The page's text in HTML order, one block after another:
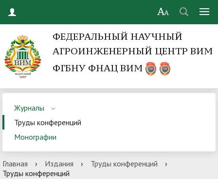
ФЕДЕРАЛЬНЫЙ НАУЧНЫЙ
АГРОИНЖЕНЕРНЫЙ ЦЕНТР ВИМ
ФГБНУ ФНАЦ ВИМ
Журналы
Труды конференций
Монографии
Главная › Издания › Труды конференций
›
Труды конференций